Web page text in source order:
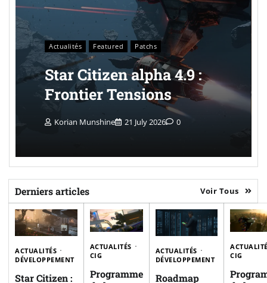
Actualités Featured Patchs
Star Citizen alpha 4.9 :
Frontier Tensions
Korian Munshine 21 July 2026 0
Derniers articles Voir Tous
ACTUALITÉS
DÉVELOPPEMENT
Star Citizen :
ACTUALITÉS
CIG
Programme
ACTUALITÉS
DÉVELOPPEMENT
Roadmap
CIG